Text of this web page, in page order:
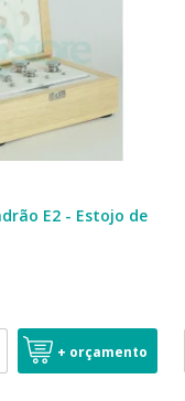
E2 - Estojo de
+ orçamento